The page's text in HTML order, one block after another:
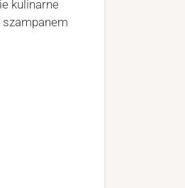
kulinarne